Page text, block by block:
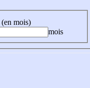
mois)
mois